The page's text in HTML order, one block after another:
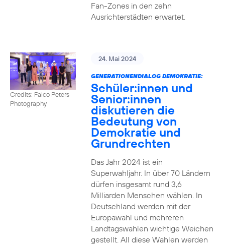
Fan-Zones in den zehn
Ausrichterstädten erwartet.
Credits: Falco Peters
Photography
24. Mai 2024
GENERATIONENDIALOG DEMOKRATIE:
Schüler:innen und
Senior:innen
diskutieren die
Bedeutung von
Demokratie und
Grundrechten
Das Jahr 2024 ist ein
Superwahljahr. In über 70 Ländern
dürfen insgesamt rund 3,6
Milliarden Menschen wählen. In
Deutschland werden mit der
Europawahl und mehreren
Landtagswahlen wichtige Weichen
gestellt. All diese Wahlen werden